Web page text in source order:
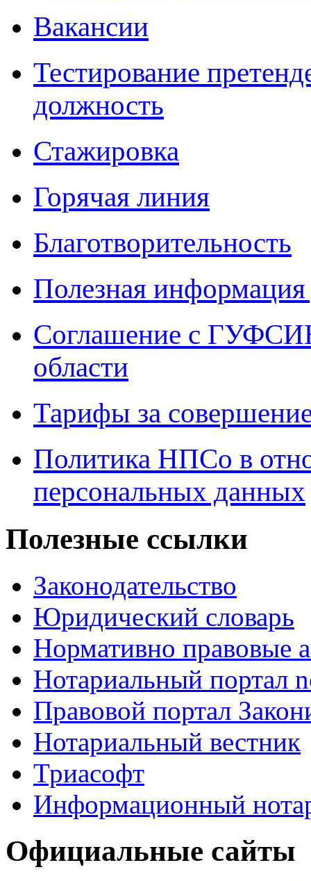
Вакансии
Тестирование
должность
Стажировка
Горячая линия
Благотворительность
Полезная
Соглашение с
области
Тарифы за
Политика НПСо в
персональных данных
Полезные ссылки
Законодательство
Юридический словарь
Нормативно правовые
Нотариальный портал
Правовой портал
Нотариальный вестник
Триасофт
Информационный
Официальные сайты